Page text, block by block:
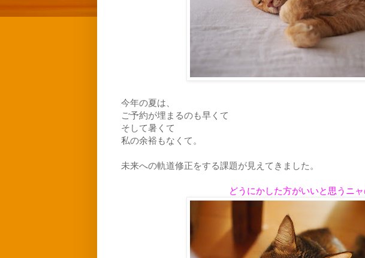
今年の夏は、
ご予約が埋まるのも早くて
そして暑くて
私の余裕もなくて。
未来への軌道修正をする課題が見えてきました。
どうにかした方がいいと思うニャ